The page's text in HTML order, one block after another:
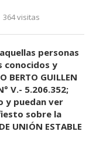
364 visitas
aquellas personas
conocidos y
GUILLEN
V.- 5.206.352;
y puedan ver
sobre la
UNIÓN ESTABLE